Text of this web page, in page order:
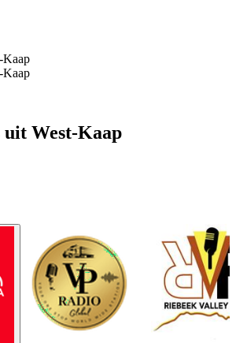
Kaap
Kaap
West-Kaap